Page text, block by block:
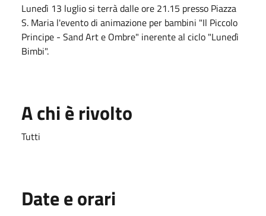
Lunedì 13 luglio si terrà dalle ore 21.15 presso Piazza
S. Maria l'evento di animazione per bambini "Il Piccolo
Principe - Sand Art e Ombre" inerente al ciclo "Lunedì
Bimbi".
A chi è rivolto
Tutti
Date e orari